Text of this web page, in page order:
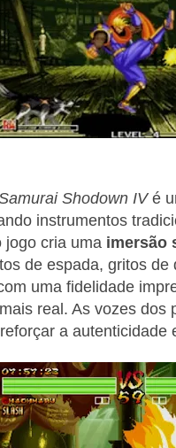
Shodown IVé
instrumentos
jogo cria uma imersão
de espada, gritos
uma fidelidade
real. As vozes dos
a autenticidade